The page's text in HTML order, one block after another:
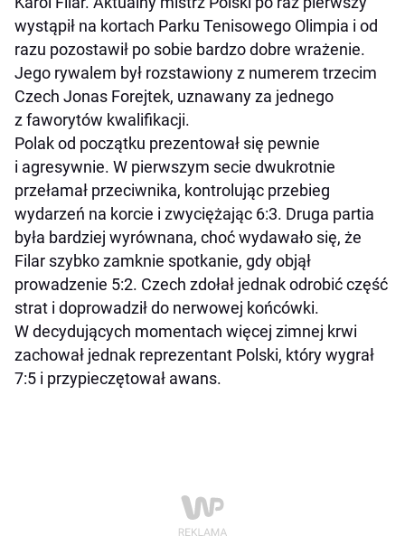
wystąpił na kortach Parku Tenisowego Olimpia i od
razu pozostawił po sobie bardzo dobre wrażenie.
Jego rywalem był rozstawiony z numerem trzecim
Czech Jonas Forejtek, uznawany za jednego
z faworytów kwalifikacji.
Polak od początku prezentował się pewnie
i agresywnie. W pierwszym secie dwukrotnie
przełamał przeciwnika, kontrolując przebieg
wydarzeń na korcie i zwyciężając 6:3. Druga partia
była bardziej wyrównana, choć wydawało się, że
Filar szybko zamknie spotkanie, gdy objął
prowadzenie 5:2. Czech zdołał jednak odrobić część
strat i doprowadził do nerwowej końcówki.
W decydujących momentach więcej zimnej krwi
zachował jednak reprezentant Polski, który wygrał
7:5 i przypieczętował awans.